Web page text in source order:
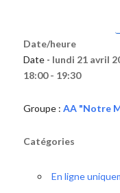
Date/heure
Date - lundi 21 avril
18:00 - 19:30
Groupe : AA "Notre
Catégories
En ligne